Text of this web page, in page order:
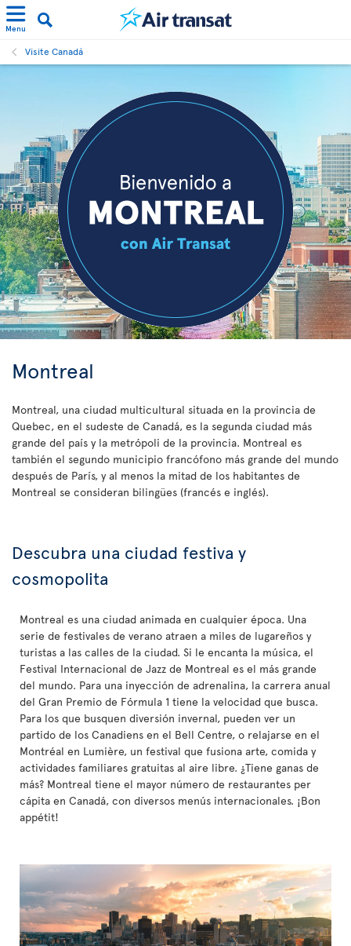
Menu
Visite Canadá
Montreal
Montreal, una ciudad multicultural situada en la provincia de
Quebec, en el sudeste de Canadá, es la segunda ciudad más
grande del país y la metrópoli de la provincia. Montreal es
también el segundo municipio francófono más grande del mundo
después de París, y al menos la mitad de los habitantes de
Montreal se consideran bilingües (francés e inglés).
Descubra una ciudad festiva y
cosmopolita
Montreal es una ciudad animada en cualquier época. Una
serie de festivales de verano atraen a miles de lugareños y
turistas a las calles de la ciudad. Si le encanta la música, el
Festival Internacional de Jazz de Montreal es el más grande
del mundo. Para una inyección de adrenalina, la carrera anual
del Gran Premio de Fórmula 1 tiene la velocidad que busca.
Para los que busquen diversión invernal, pueden ver un
partido de los Canadiens en el Bell Centre, o relajarse en el
Montréal en Lumière, un festival que fusiona arte, comida y
actividades familiares gratuitas al aire libre. ¿Tiene ganas de
más? Montreal tiene el mayor número de restaurantes per
cápita en Canadá, con diversos menús internacionales. ¡Bon
appétit!